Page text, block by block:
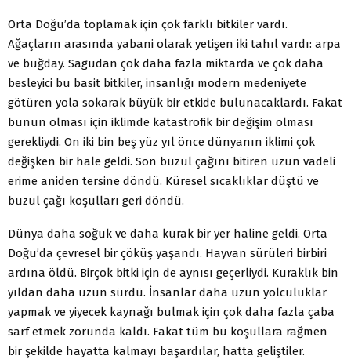
Orta Doğu’da toplamak için çok farklı bitkiler vardı.
Ağaçların arasında yabani olarak yetişen iki tahıl vardı: arpa
ve buğday. Sagudan çok daha fazla miktarda ve çok daha
besleyici bu basit bitkiler, insanlığı modern medeniyete
götüren yola sokarak büyük bir etkide bulunacaklardı. Fakat
bunun olması için iklimde katastrofik bir değişim olması
gerekliydi. On iki bin beş yüz yıl önce dünyanın iklimi çok
değişken bir hale geldi. Son buzul çağını bitiren uzun vadeli
erime aniden tersine döndü. Küresel sıcaklıklar düştü ve
buzul çağı koşulları geri döndü.
Dünya daha soğuk ve daha kurak bir yer haline geldi. Orta
Doğu’da çevresel bir çöküş yaşandı. Hayvan sürüleri birbiri
ardına öldü. Birçok bitki için de aynısı geçerliydi. Kuraklık bin
yıldan daha uzun sürdü. İnsanlar daha uzun yolculuklar
yapmak ve yiyecek kaynağı bulmak için çok daha fazla çaba
sarf etmek zorunda kaldı. Fakat tüm bu koşullara rağmen
bir şekilde hayatta kalmayı başardılar, hatta geliştiler.